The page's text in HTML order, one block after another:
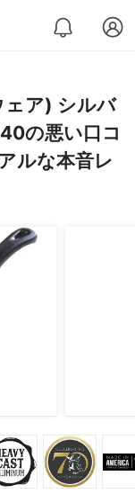
ア) シルバ
の悪い口コ
ルな本音レ